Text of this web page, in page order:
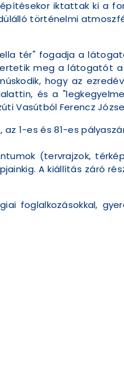
iktattak ki a
történelmi
tér" fogadja a
meg a látogatót
hogy az
és a
Vasútból Ferencz
1-es és 81-es
(tervrajzok,
A kiállítás záró
foglalkozásokkal,